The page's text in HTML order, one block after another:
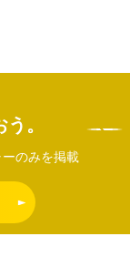
。
のみを掲載